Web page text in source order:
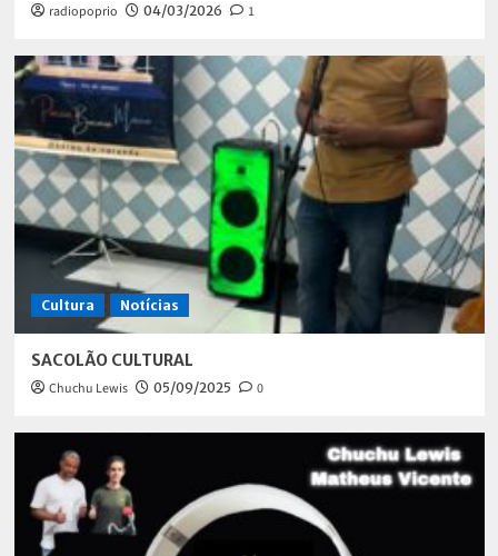
radiopoprio 04/03/2026 1
Cultura Notícias
SACOLÃO CULTURAL
Chuchu Lewis 05/09/2025 0